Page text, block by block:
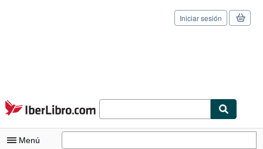
Pasar al contenido principal
IberLibro.com
Iniciar sesión
Menú